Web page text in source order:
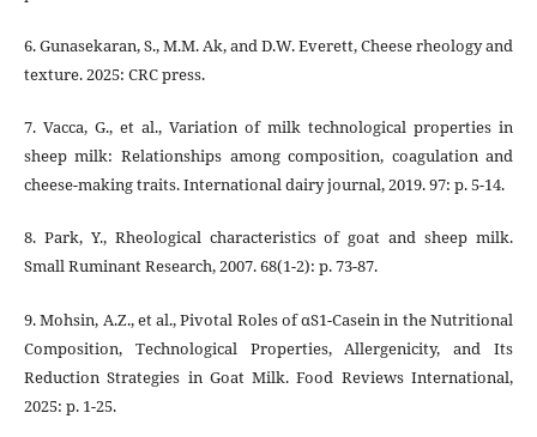
6. Gunasekaran, S., M.M. Ak, and D.W. Everett, Cheese rheology and
texture. 2025: CRC press.
7. Vacca, G., et al., Variation of milk technological properties in
sheep milk: Relationships among composition, coagulation and
cheese-making traits. International dairy journal, 2019. 97: p. 5-14.
8. Park, Y., Rheological characteristics of goat and sheep milk.
Small Ruminant Research, 2007. 68(1-2): p. 73-87.
9. Mohsin, A.Z., et al., Pivotal Roles of αS1-Casein in the Nutritional
Composition, Technological Properties, Allergenicity, and Its
Reduction Strategies in Goat Milk. Food Reviews International,
2025: p. 1-25.